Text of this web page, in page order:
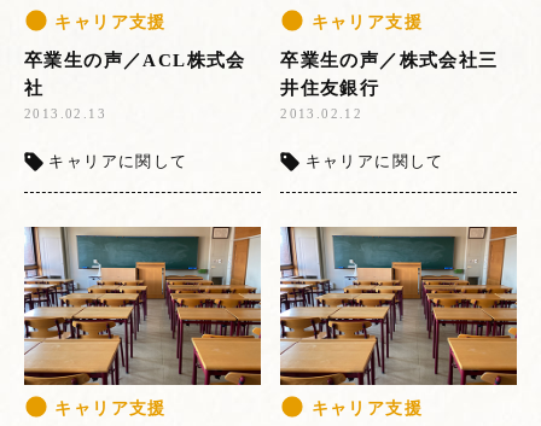
キャリア支援
卒業生の声／ACL株式会
社
2013.02.13
キャリアに関して
キャリア支援
卒業生の声／株式会社三
井住友銀行
2013.02.12
キャリアに関して
キャリア支援 キャリア支援